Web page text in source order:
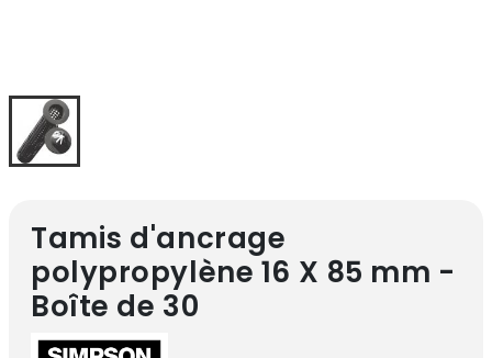
Tamis d'ancrage
polypropylène 16 X 85 mm -
Boîte de 30